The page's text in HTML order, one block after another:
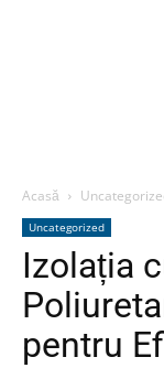
Acasă
Uncategorized
Izolația
pentru